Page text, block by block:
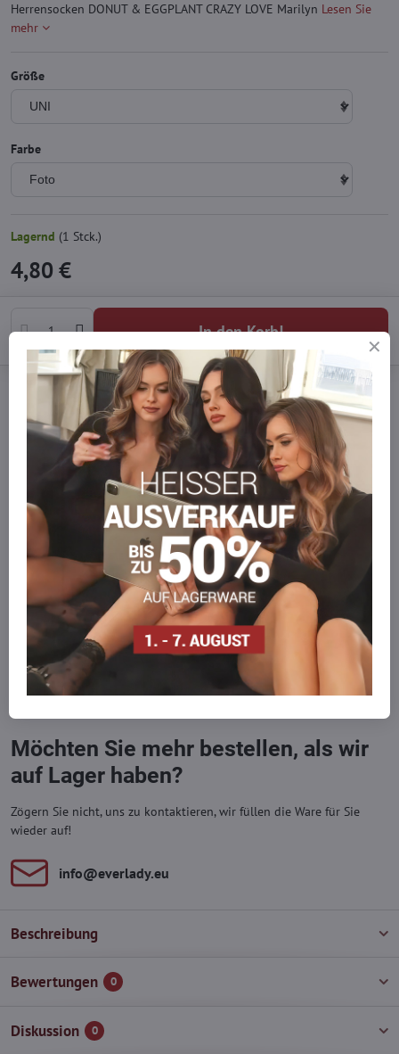
Herrensocken DONUT & EGGPLANT CRAZY LOVE Marilyn Lesen Sie
mehr
Größe
Farbe
Lagernd (1 Stck.)
4,80 €
In den Korb!
Zu Favoriten hinzufügen Frage zum Produkt
Watchdog
Produzent:
MARILYN
KOSTENLOSER TRANSPORT
Für Bestellungen über 99,- EUR
LIEFERUNG PER KURIER
Schnell und direkt nach Hause.
SICHERE ZAHLUNGEN
Gesicherte Online-Zahlungen
Ware auf Lager
Wir versenden sofort
Werden Sie Teil von everlady
Werden Sie Teil von everlady und genießen Sie einen
Mitgliedervorteilbei jedem Einkauf.
Möchten Sie mehr bestellen, als wir
auf Lager haben?
Zögern Sie nicht, uns zu kontaktieren, wir füllen die Ware für Sie
wieder auf!
info​@everlady​.eu
Beschreibung
Bewertungen 0
Diskussion 0